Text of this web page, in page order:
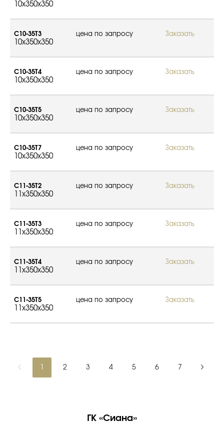
10x350x350
С10-35Т3
10x350x350
цена по запросу Заказать
С10-35Т4
10x350x350
цена по запросу Заказать
С10-35Т5
10x350x350
цена по запросу Заказать
С10-35Т7
10x350x350
цена по запросу Заказать
С11-35Т2
11x350x350
цена по запросу Заказать
С11-35Т3
11x350x350
цена по запросу Заказать
С11-35Т4
11x350x350
цена по запросу Заказать
С11-35Т5
11x350x350
цена по запросу Заказать
2 3 4 5 6 7
ГК «Сиана»